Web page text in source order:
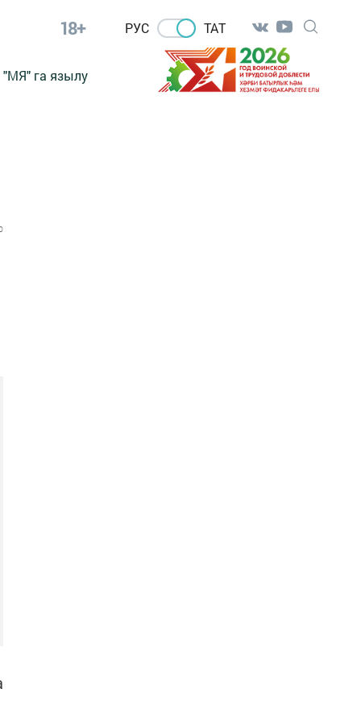
18+ РУС ТАТ
"МЯ" га язылу